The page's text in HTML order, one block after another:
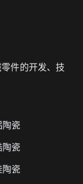
件的开发、技
瓷
瓷
陶瓷